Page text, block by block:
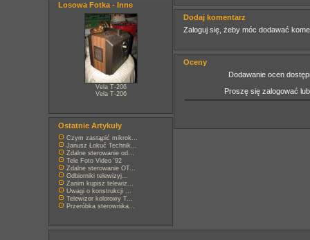
Losowa Fotka - Inne
Vela T-206
Vela T-206
Ostatnie Artykuły
Czym zastąpić mikrok...
Janusz Łokuć Technik...
Zdalne sterowanie od...
Tele Foto Video '92
Zdalne sterowanie OT...
Odbiorniki telewizyj...
Zanim kupisz telewiz...
Uwagi o konstrukcji ...
Telewizor kolorowy T...
Przeróbka sterownika...
Dodaj komentarz
Zaloguj się, żeby móc dodawać
Oceny
Dodawanie ocen
Proszę się zalogować